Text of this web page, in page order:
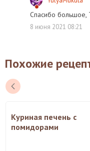
Спасибо большое,
8 июня 2021 08:21
Похожие
Куриная печень с
помидорами